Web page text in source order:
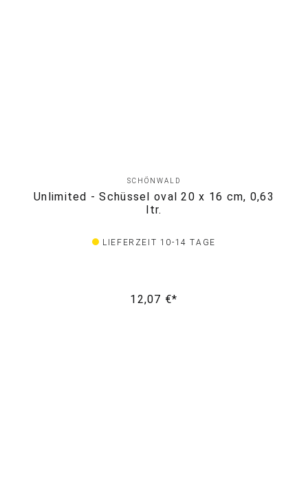
SCHÖNWALD
Unlimited - Schüssel oval 20 x 16 cm, 0,63
ltr.
LIEFERZEIT 10-14 TAGE
12,07 €*